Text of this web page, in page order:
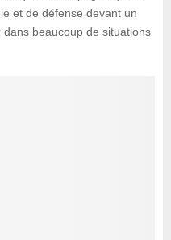
et de défense devant un
beaucoup de situations